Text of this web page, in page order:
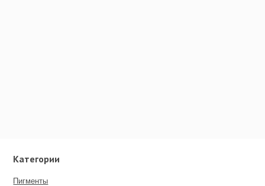
Категории
Пигменты